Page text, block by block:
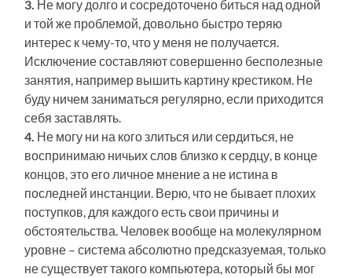
3. Не могу долго и сосредоточено биться над одной
и той же проблемой, довольно быстро теряю
интерес к чему-то, что у меня не получается.
Исключение составляют совершенно бесполезные
занятия, например вышить картину крестиком. Не
буду ничем заниматься регулярно, если приходится
себя заставлять.
4. Не могу ни на кого злиться или сердиться, не
воспринимаю ничьих слов близко к сердцу, в конце
концов, это его личное мнение а не истина в
последней инстанции. Верю, что не бывает плохих
поступков, для каждого есть свои причины и
обстоятельства. Человек вообще на молекулярном
уровне – система абсолютно предсказуемая, только
не существует такого компьютера, который бы мог